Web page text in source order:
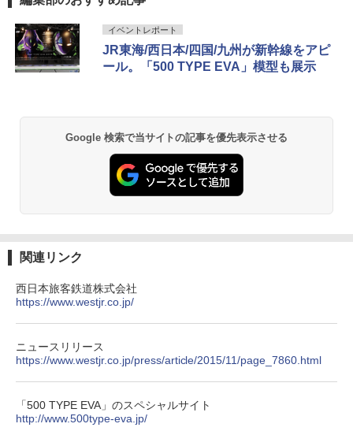
力的な町 2026～2027 地球の歩き方D アジア
￥2,079
A09 地球の歩き方 イタリア 2026～2027 地
A26 地球の歩き方 チェコ ポーランド スロヴ
ァキア 2026～2027 地球の歩き方A ヨーロッ
パ
解く (講談社現代新書)
プテント 傘みたいに広げて畳める パッとサ
ッとサンシェード キューブ フルクローズ メ
ッシュ 簡単設置 ワンタッチテント キャンプ
&ハイキング カーキ PATC-150(KH)
ト プライバシー テント 【中が透けない】 1
人用 折りたたみ 防災グッズ 災害用トイレ ビ
ーチ ピクニック ポップアップテント 携帯 簡
易 トイレテント (ブラック)
￥5,999
広げるだけ パッとサッとテント ブラックコ
ーティング フルクローズ メッシュ 3-4人用
ュ(BC仕様) PATC-150B(EB)
ラソル ガーデン サイトシート付 折りたたみ
防水 UVカット 4段階高さ調整 軽量 収納袋付
き
￥6,459
0ml（連続噴射30秒）110ml（連続噴射15
秒）射程5～10m 安全ロック搭載 携帯収納袋
付き ヒグマ・イノシシ対策 自治体・教育機
関の購入実績 登山・キャンプ・アウトドア・
防災用品 長期保存可能 緊急時用 日本国内発
026リニューアル 急速冷凍 空間倍増 衛生的
コンパクト 保冷力長持ち
ポインターライト 強力 小型 緑色/赤色/青紫色
可能 安全ロック付き 高安全性 金属製耐久 コ
ンパクト多機能設計 持ち運び便利 アウトド
イベントレポート
JR東海/西日本/四国/九州が新幹線をアピ
ール。「500 TYPE EVA」模型も展示
Google 検索で当サイトの記事を優先表示させる
関連リンク
西日本旅客鉄道株式会社
https://www.westjr.co.jp/
ニュースリリース
https://www.westjr.co.jp/press/article/2015/11/page_7860.html
「500 TYPE EVA」のスペシャルサイト
http://www.500type-eva.jp/